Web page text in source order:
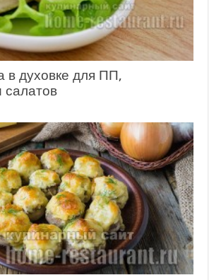
в духовке для ПП,
салатов